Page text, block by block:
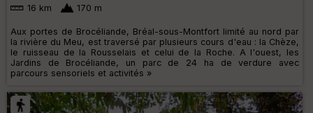
16 km 170 m
Aux portes de Brocéliande, Bréal-sous-Montfort limité au nord par
la rivière du Meu, est traversé par plusieurs cours d'eau : la Chèze,
le ruisseau de la Rousselais et celui de la Roche. A l'ouest, les
Jardins de Brocéliande, un parc de 24 ha de verdure avec
parcours sensoriels et activités »